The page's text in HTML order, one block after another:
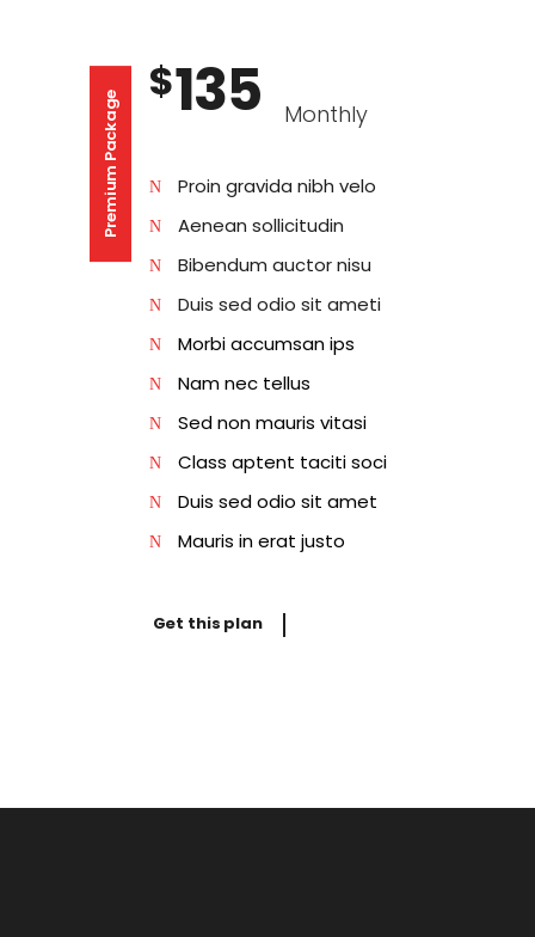
Premium Package
$135 Monthly
Proin gravida nibh velo
Aenean sollicitudin
Bibendum auctor nisu
Duis sed odio sit ameti
Morbi accumsan ips
Nam nec tellus
Sed non mauris vitasi
Class aptent taciti soci
Duis sed odio sit amet
Mauris in erat justo
Get this plan